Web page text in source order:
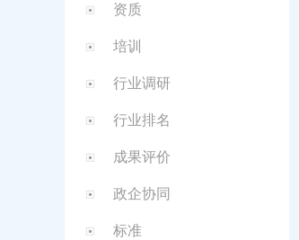
资质
培训
行业调研
行业排名
成果评价
政企协同
标准